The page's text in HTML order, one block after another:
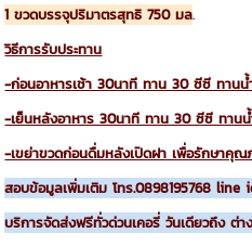
1 ขวดบรรจุปริมาตรสุทธิ 750 มล.
วิธีการรับประทาน
-ก่อนอาหารเช้า 30นาที ทาน 30 ซีซี ทานนํ้
-เย็นหลังอาหาร 30นาที ทาน 30 ซีซี ทาน
-เขย่าขวดก่อนดื่มหลังเปิดฝา เพื่อรักษาคุณ
สอบข้อมูลเพิ่มเติม โทร.0898195768 line
บริการจัดส่งฟรีทั่วด่วนเคอรี่ วันเดียวถึง ต่า